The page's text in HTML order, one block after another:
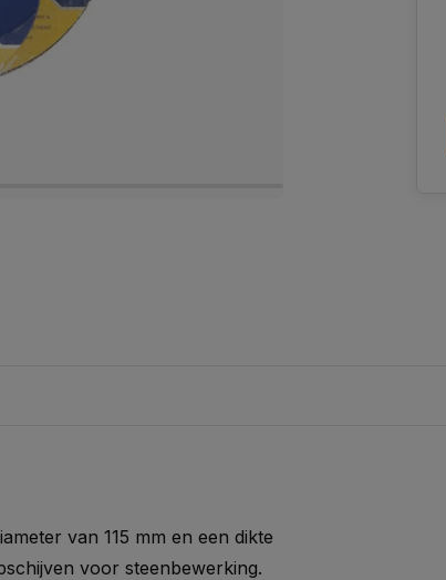
van 115 mm en een dikte
voor steenbewerking.